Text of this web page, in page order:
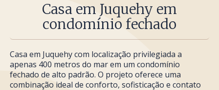
Casa em Juquehy em
condomínio fechado
Casa em Juquehy com localização privilegiada a
apenas 400 metros do mar em um condomínio
fechado de alto padrão. O projeto oferece uma
combinação ideal de conforto, sofisticação e contato